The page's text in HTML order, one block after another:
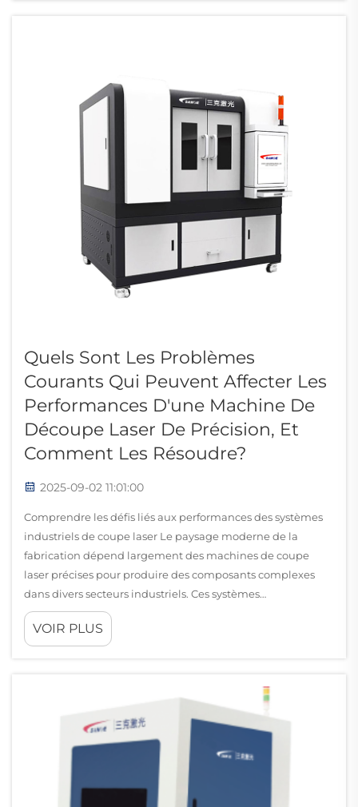
Quels Sont Les Problèmes
Courants Qui Peuvent Affecter Les
Performances D'une Machine De
Découpe Laser De Précision, Et
Comment Les Résoudre?
2025-09-02 11:01:00
Comprendre les défis liés aux performances des systèmes
industriels de coupe laser Le paysage moderne de la
fabrication dépend largement des machines de coupe
laser précises pour produire des composants complexes
dans divers secteurs industriels. Ces systèmes
sophistiqués...
VOIR PLUS